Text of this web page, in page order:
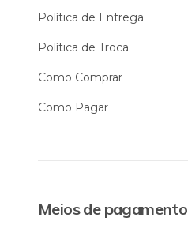
Política de Entrega
Política de Troca
Como Comprar
Como Pagar
Meios de pagamento